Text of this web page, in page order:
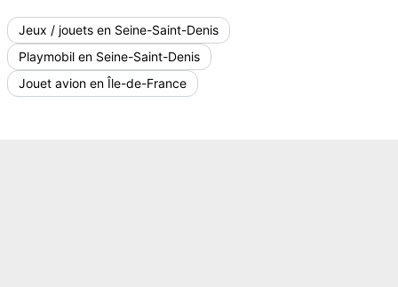
Jeux / jouets en Seine-Saint-Denis
Playmobil en Seine-Saint-Denis
Jouet avion en Île-de-France